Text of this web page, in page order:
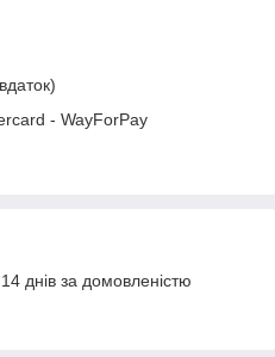
- WayForPay
днів за домовленістю